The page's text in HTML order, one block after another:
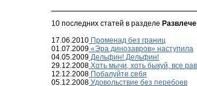
10 последних статей в разделе
17.06.2010 Променад без границ
01.07.2009 «Эра динозавров» наступила
04.05.2009 Дельфин! Дельфин!
29.12.2008 Хоть мычи, хоть быкуй, все
12.12.2008 Побалуйте себя
05.12.2008 Удовольствие без перебоев